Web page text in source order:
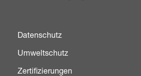
Datenschutz
Umweltschutz
Zertifizierungen